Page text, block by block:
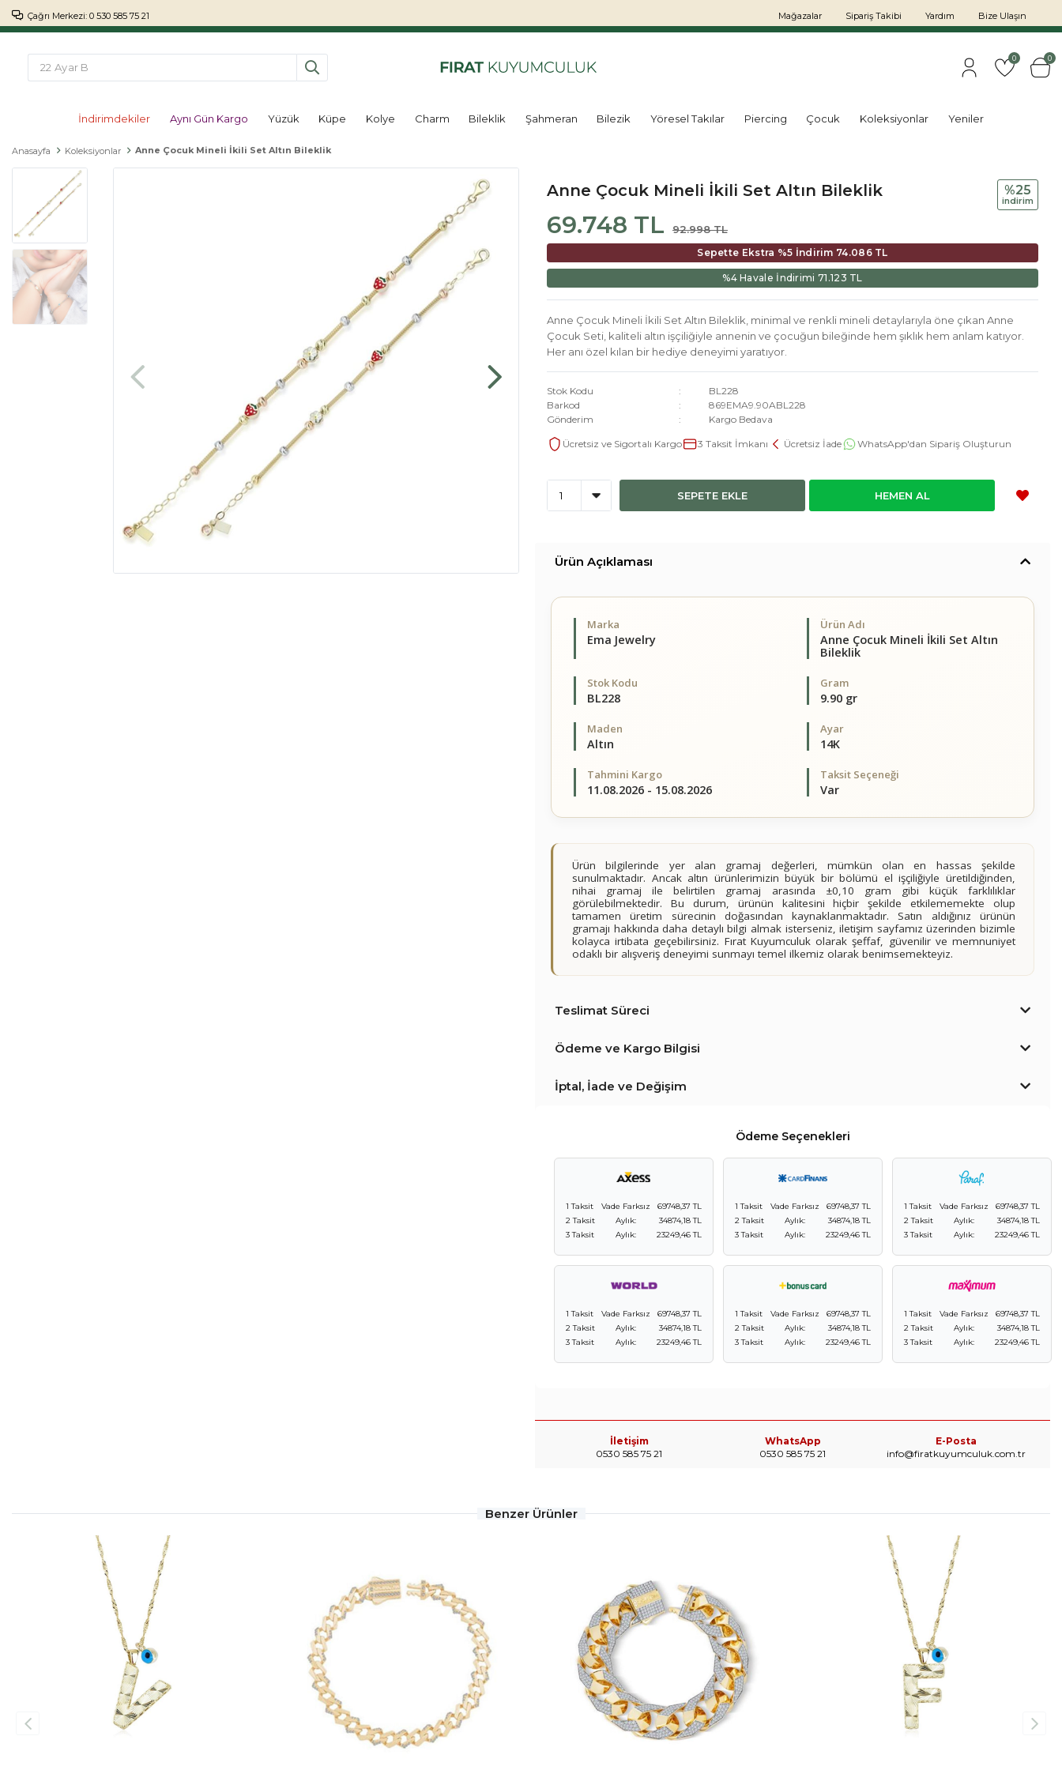
Çağrı Merkezi: 0 530 585 75 21 Mağazalar Sipariş Takibi Yardım Bize Ulaşın
0 0
İndirimdekiler Aynı Gün Kargo Yüzük Küpe Kolye Charm Bileklik Şahmeran Bilezik Yöresel Takılar Piercing Çocuk Koleksiyonlar Yeniler
Anasayfa Koleksiyonlar Anne Çocuk Mineli İkili Set Altın Bileklik
Anne Çocuk Mineli İkili Set Altın Bileklik
69.748 TL 92.998 TL
%25
i̇ndi̇ri̇m
Sepette Ekstra %5 İndirim 74.086 TL
%4 Havale İndirimi 71.123 TL
Anne Çocuk Mineli İkili Set Altın Bileklik, minimal ve renkli mineli detaylarıyla öne çıkan Anne
Çocuk Seti, kaliteli altın işçiliğiyle annenin ve çocuğun bileğinde hem şıklık hem anlam katıyor.
Her anı özel kılan bir hediye deneyimi yaratıyor.
Stok Kodu
BL228
Barkod
869EMA9.90ABL228
Gönderim
Kargo Bedava
Ücretsiz ve Sigortalı Kargo 3 Taksit İmkanı Ücretsiz İade WhatsApp'dan Sipariş Oluşturun
SEPETE EKLE HEMEN AL
Ürün Açıklaması
Marka
Ema Jewelry
Ürün Adı
Anne Çocuk Mineli İkili Set Altın
Bileklik
Stok Kodu
BL228
Gram
9.90 gr
Maden
Altın
Ayar
14K
Tahmini Kargo
11.08.2026 - 15.08.2026
Taksit Seçeneği
Var
Ürün bilgilerinde yer alan gramaj değerleri, mümkün olan en hassas şekilde
sunulmaktadır. Ancak altın ürünlerimizin büyük bir bölümü el işçiliğiyle üretildiğinden,
nihai gramaj ile belirtilen gramaj arasında ±0,10 gram gibi küçük farklılıklar
görülebilmektedir. Bu durum, ürünün kalitesini hiçbir şekilde etkilememekte olup
tamamen üretim sürecinin doğasından kaynaklanmaktadır. Satın aldığınız ürünün
gramajı hakkında daha detaylı bilgi almak isterseniz, iletişim sayfamız üzerinden bizimle
kolayca irtibata geçebilirsiniz. Fırat Kuyumculuk olarak şeffaf, güvenilir ve memnuniyet
odaklı bir alışveriş deneyimi sunmayı temel ilkemiz olarak benimsemekteyiz.
Teslimat Süreci
Ödeme ve Kargo Bilgisi
İptal, İade ve Değişim
Ödeme Seçenekleri
1 Taksit Vade Farksız
69748,37 TL
2 Taksit
Aylık:
34874,18 TL
3 Taksit
Aylık: 23249,46 TL
1 Taksit Vade Farksız
69748,37 TL
2 Taksit
Aylık:
34874,18 TL
3 Taksit
Aylık: 23249,46 TL
1 Taksit Vade Farksız
69748,37 TL
2 Taksit
Aylık:
34874,18 TL
3 Taksit
Aylık: 23249,46 TL
1 Taksit Vade Farksız
69748,37 TL
2 Taksit
Aylık:
34874,18 TL
3 Taksit
Aylık: 23249,46 TL
1 Taksit Vade Farksız
69748,37 TL
2 Taksit
Aylık:
34874,18 TL
3 Taksit
Aylık: 23249,46 TL
1 Taksit Vade Farksız
69748,37 TL
2 Taksit
Aylık:
34874,18 TL
3 Taksit
Aylık: 23249,46 TL
İletişim
0530 585 75 21
WhatsApp
0530 585 75 21
E-Posta
info@firatkuyumculuk.com.tr
Benzer Ürünler